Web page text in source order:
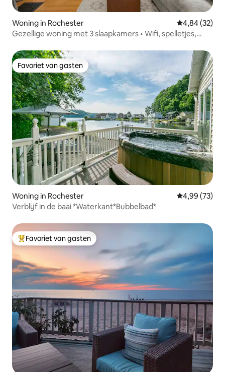
Woning in Rochester Gemiddelde
4,84 (32)
Gezellige woning met 3 slaapkamers • Wifi, spelletjes,
Favoriet van gasten
Favoriet van gasten
Woning in Rochester Gemiddelde
4,99 (73)
Verblijf in de baai *Waterkant*Bubbelbad*
Topfavoriet van gasten
Favoriet van gasten